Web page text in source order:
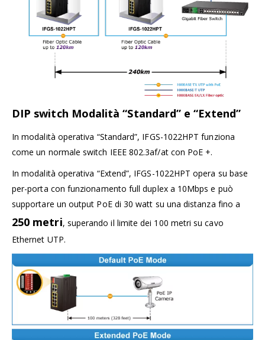
DIP switch Modalità “Standard” e “Extend”
In modalità operativa “Standard”, IFGS-1022HPT funziona
come un normale switch IEEE 802.3af/at con PoE +.
In modalità operativa “Extend”, IFGS-1022HPT opera su base
per-porta con funzionamento full duplex a 10Mbps e può
supportare un output PoE di 30 watt su una distanza fino a
250 metri, superando il limite dei 100 metri su cavo
Ethernet UTP.